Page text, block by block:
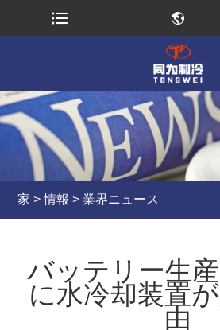
家 > 情報 >業界ニュース
バッテリー生
に水冷却装置
由